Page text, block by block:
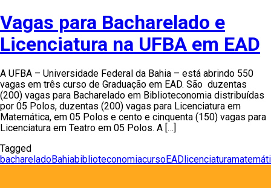
Vagas para Bacharelado e
Licenciatura na UFBA em EAD
A UFBA – Universidade Federal da Bahia – está abrindo 550
vagas em três curso de Graduação em EAD. São duzentas
(200) vagas para Bacharelado em Biblioteconomia distribuídas
por 05 Polos, duzentas (200) vagas para Licenciatura em
Matemática, em 05 Polos e cento e cinquenta (150) vagas para
Licenciatura em Teatro em 05 Polos. A […]
Tagged
bachareladoBahiabiblioteconomiacursoEADlicenciatura